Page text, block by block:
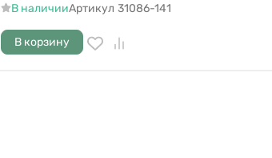
В наличииАртикул 31086-141
В корзину